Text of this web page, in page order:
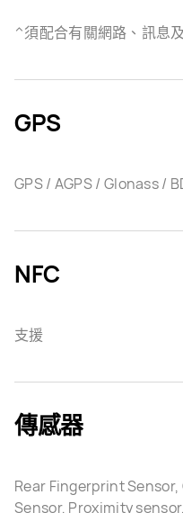
^須配合有關網路、訊息
GPS
GPS / AGPS / Glonass /
NFC
支援
傳感器
Rear Fingerprint
Sensor, Proximity